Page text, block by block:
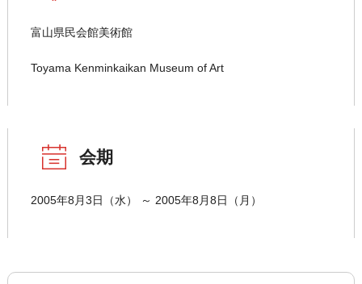
富山県民会館美術館
Toyama Kenminkaikan Museum of Art
会期
2005年8月3日（水） ～ 2005年8月8日（月）